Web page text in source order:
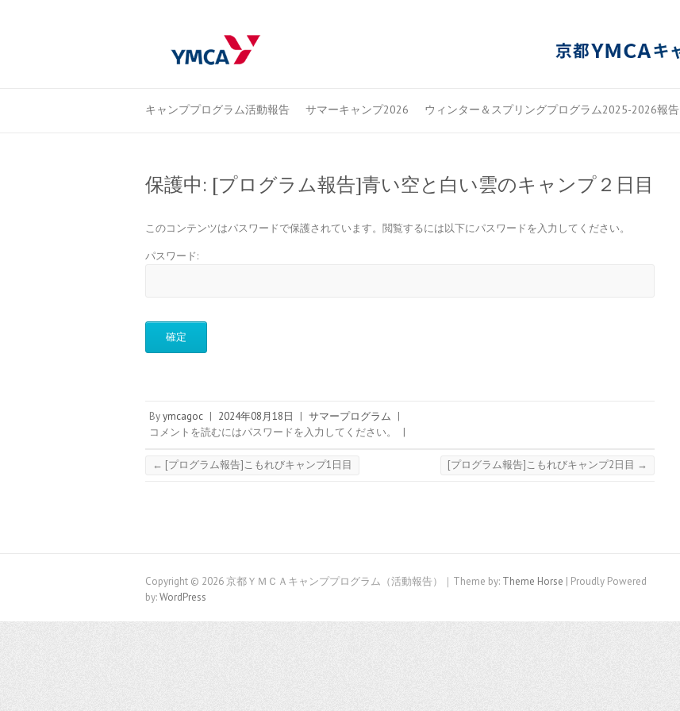
キャンププログラム活動報告 サマーキャンプ2026 ウィンター＆スプリングプログラム2025-2026報告
保護中: [プログラム報告]青い空と白い雲のキャンプ２日目
このコンテンツはパスワードで保護されています。閲覧するには以下にパスワードを入力してください。
パスワード:
Byymcagoc | 2024年08月18日 | サマープログラム |
コメントを読むにはパスワードを入力してください。
|
← [プログラム報告]こもれびキャンプ1日目 [プログラム報告]こもれびキャンプ2日目 →
Copyright © 2026 京都ＹＭＣＡキャンププログラム（活動報告）｜Theme by: Theme Horse | Proudly Powered
by:WordPress